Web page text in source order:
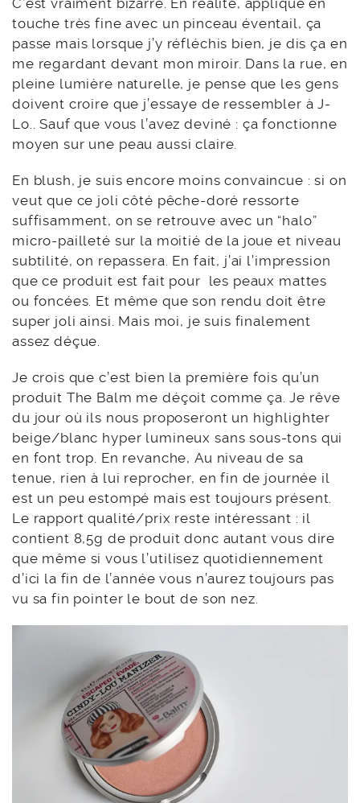
touche très fine avec un pinceau éventail, ça
passe mais lorsque j’y réfléchis bien, je dis ça en
me regardant devant mon miroir. Dans la rue, en
pleine lumière naturelle, je pense que les gens
doivent croire que j’essaye de ressembler à J-
Lo.. Sauf que vous l’avez deviné : ça fonctionne
moyen sur une peau aussi claire.
En blush, je suis encore moins convaincue : si on
veut que ce joli côté pêche-doré ressorte
suffisamment, on se retrouve avec un “halo”
micro-pailleté sur la moitié de la joue et niveau
subtilité, on repassera. En fait, j’ai l’impression
que ce produit est fait pour les peaux mattes
ou foncées. Et même que son rendu doit être
super joli ainsi. Mais moi, je suis finalement
assez déçue.
Je crois que c’est bien la première fois qu’un
produit The Balm me déçoit comme ça. Je rêve
du jour où ils nous proposeront un highlighter
beige/blanc hyper lumineux sans sous-tons qui
en font trop. En revanche, Au niveau de sa
tenue, rien à lui reprocher, en fin de journée il
est un peu estompé mais est toujours présent.
Le rapport qualité/prix reste intéressant : il
contient 8,5g de produit donc autant vous dire
que même si vous l’utilisez quotidiennement
d’ici la fin de l’année vous n’aurez toujours pas
vu sa fin pointer le bout de son nez.